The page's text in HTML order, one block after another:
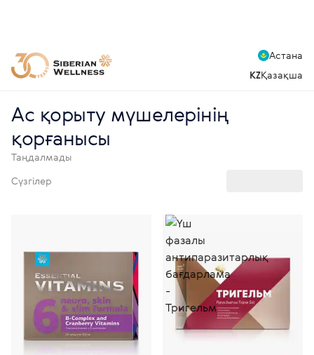
Астана
KZҚазақша
Ас қорыту мүшелерінің
қорғанысы
Таңдалмады
Сүзгілер